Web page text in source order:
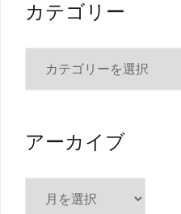
カテゴリー
ー
アーカイブ